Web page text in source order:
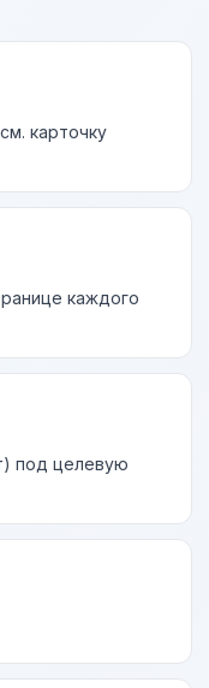
карточку
каждого
под целевую